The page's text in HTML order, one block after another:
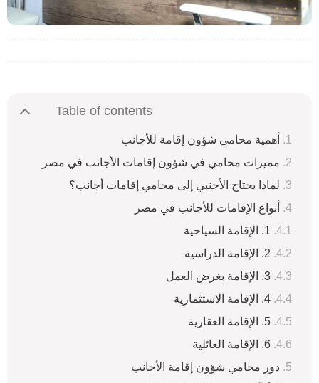
Table of contents
أهمية محامي شؤون إقامة للأجانب
مميزات محامي في شؤون إقامات الأجانب في مصر
لماذا يحتاج الأجنبي إلى محامي إقامات أجانب؟
أنواع الإقامات للأجانب في مصر
1. الإقامة السياحية
2. الإقامة الدراسية
3. الإقامة بغرض العمل
4. الإقامة الاستثمارية
5. الإقامة العقارية
6. الإقامة العائلية
دور محامي شؤون إقامة الأجانب